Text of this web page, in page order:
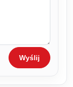
Wyślij